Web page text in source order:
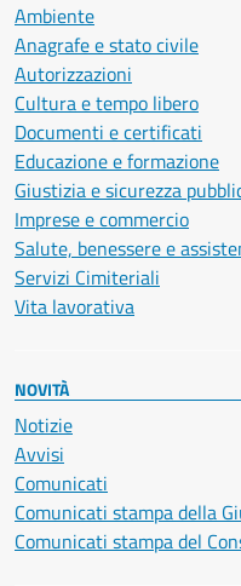
Ambiente
Anagrafe e stato civile
Autorizzazioni
Cultura e tempo libero
Documenti e certificati
Educazione e formazione
Giustizia e sicurezza
Imprese e commercio
Salute, benessere e
Servizi Cimiteriali
Vita lavorativa
NOVITÀ
Notizie
Avvisi
Comunicati
Comunicati stampa della
Comunicati stampa del